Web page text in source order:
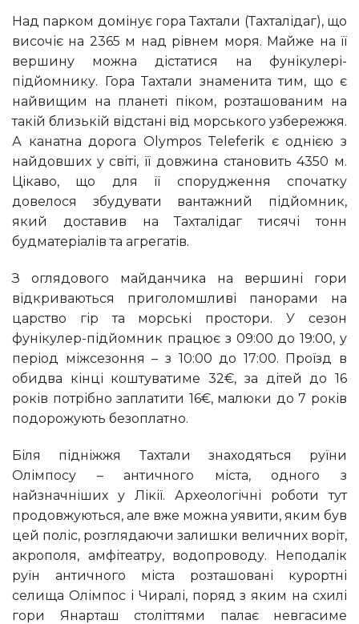
Над парком домінує гора Тахтали (Тахталідаг), що
височіє на 2365 м над рівнем моря. Майже на її
вершину можна дістатися на фунікулері-
підйомнику. Гора Тахтали знаменита тим, що є
найвищим на планеті піком, розташованим на
такій близькій відстані від морського узбережжя.
А канатна дорога Olympos Teleferik є однією з
найдовших у світі, її довжина становить 4350 м.
Цікаво, що для її спорудження спочатку
довелося збудувати вантажний підйомник,
який доставив на Тахталідаг тисячі тонн
будматеріалів та агрегатів.
З оглядового майданчика на вершині гори
відкриваються приголомшливі панорами на
царство гір та морські простори. У сезон
фунікулер-підйомник працює з 09:00 до 19:00, у
період міжсезоння – з 10:00 до 17:00. Проїзд в
обидва кінці коштуватиме 32€, за дітей до 16
років потрібно заплатити 16€, малюки до 7 років
подорожують безоплатно.
Біля підніжжя Тахтали знаходяться руїни
Олімпосу – античного міста, одного з
найзначніших у Лікії. Археологічні роботи тут
продовжуються, але вже можна уявити, яким був
цей поліс, розглядаючи залишки величних воріт,
акрополя, амфітеатру, водопроводу. Неподалік
руїн античного міста розташовані курортні
селища Олімпос і Чиралі, поряд з яким на схилі
гори Янарташ століттями палає невгасиме